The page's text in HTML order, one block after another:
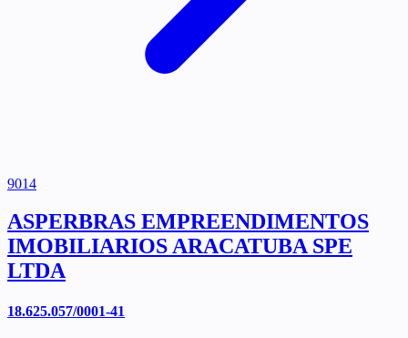
9014
ASPERBRAS EMPREENDIMENTOS
IMOBILIARIOS ARACATUBA SPE
LTDA
18.625.057/0001-41